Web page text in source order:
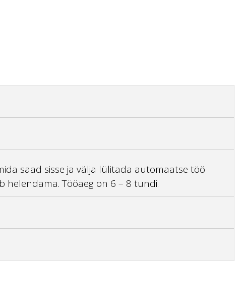
saad sisse ja välja lülitada automaatse töö
helendama. Tööaeg on 6 – 8 tundi.